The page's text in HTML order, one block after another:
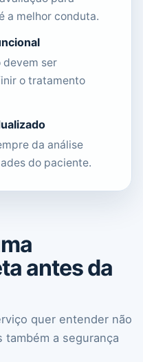
a melhor conduta.
devem ser
o tratamento
da análise
do paciente.
antes da
quer entender não
também a segurança